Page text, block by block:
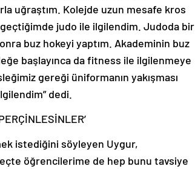
uğraştım. Kolejde uzun mesafe kros
judo ile ilgilendim. Judoda bir
buz hokeyi yaptım. Akademinin buz
başlayınca da fitness ile ilgilenmeye
gereği üniformanın yakışması
dedi.
istediğini söyleyen Uygur,
öğrencilerime de hep bunu tavsiye